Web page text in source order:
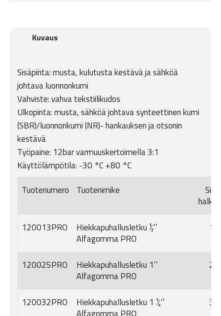
Kuvaus
Sisäpinta: musta, kulutusta kestävä ja sähköä
johtava luonnonkumi
Vahviste: vahva tekstiilikudos
Ulkopinta: musta, sähköä johtava synteettinen kumi
(SBR)/luonnonkumi (NR)- hankauksen ja otsonin
kestävä
Työpaine: 12bar varmuuskertoimella 3:1
Käyttölämpötila: -30 °C +80 °C
Tuotenumero
Tuotenimike
120013PRO
Hiekkapuhallusletku ½’’
Alfagomma PRO
13
120025PRO
Hiekkapuhallusletku 1’’
Alfagomma PRO
25
120032PRO
Hiekkapuhallusletku 1 ¼’’
Alfagomma PRO
32